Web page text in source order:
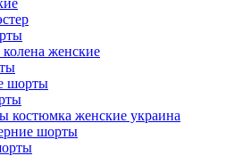
женские
шорты
костюмка женские украина
шорты